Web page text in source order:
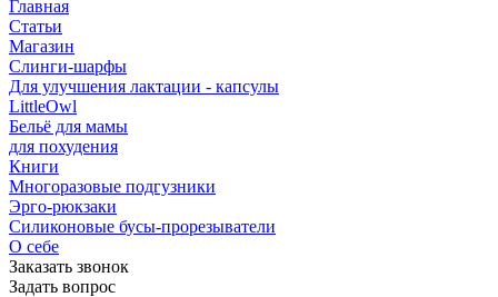
Главная
Статьи
Магазин
Слинги-шарфы
Для улучшения лактации - капсулы
LittleOwl
Бельё для мамы
для похудения
Книги
Многоразовые подгузники
Эрго-рюкзаки
Силиконовые бусы-прорезыватели
О себе
Заказать звонок
Задать вопрос